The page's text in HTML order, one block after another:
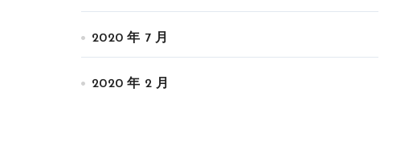
2020 年 7 月
2020 年 2 月